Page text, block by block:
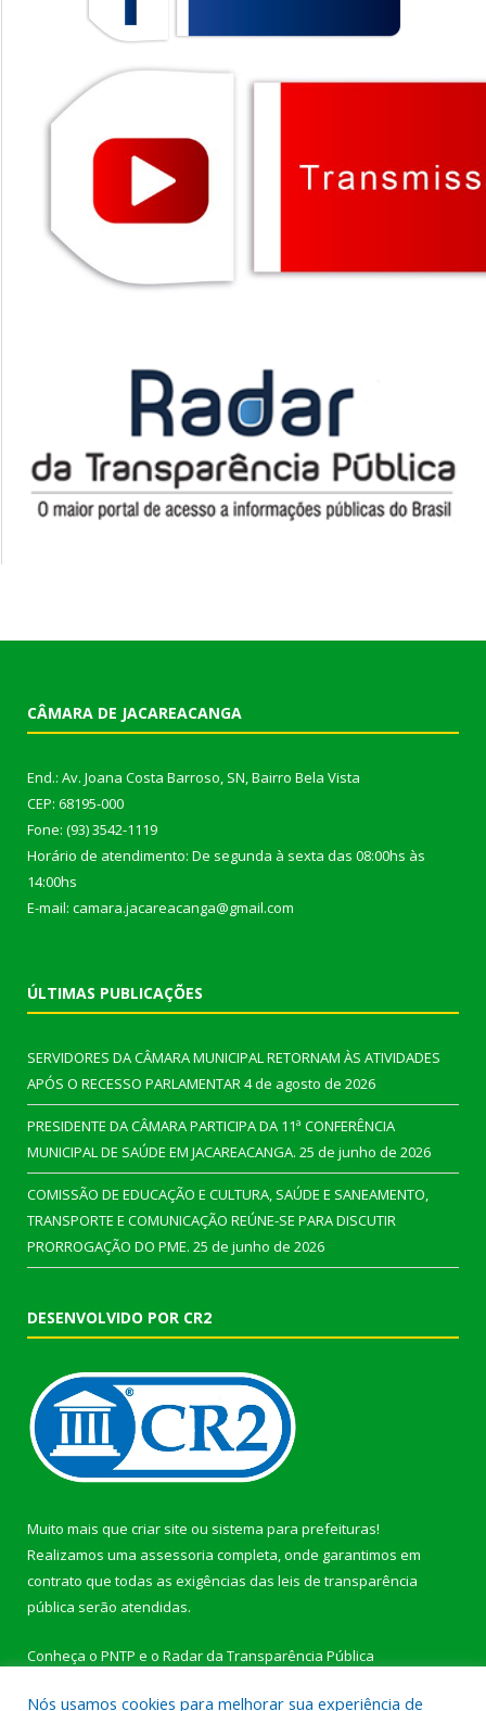
CÂMARA DE JACAREACANGA
End.: Av. Joana Costa Barroso, SN, Bairro Bela Vista
CEP: 68195-000
Fone: (93) 3542-1119
Horário de atendimento: De segunda à sexta das 08:00hs às
14:00hs
E-mail: camara.jacareacanga@gmail.com
ÚLTIMAS PUBLICAÇÕES
SERVIDORES DA CÂMARA MUNICIPAL RETORNAM ÀS ATIVIDADES
APÓS O RECESSO PARLAMENTAR4 de agosto de 2026
PRESIDENTE DA CÂMARA PARTICIPA DA 11ª CONFERÊNCIA
MUNICIPAL DE SAÚDE EM JACAREACANGA. 25 de junho de 2026
COMISSÃO DE EDUCAÇÃO E CULTURA, SAÚDE E SANEAMENTO,
TRANSPORTE E COMUNICAÇÃO REÚNE-SE PARA DISCUTIR
PRORROGAÇÃO DO PME. 25 de junho de 2026
DESENVOLVIDO POR CR2
Muito mais que criar site ou sistema para prefeituras!
Realizamos uma assessoria completa, onde garantimos em
contrato que todas as exigências das leis de transparência
pública serão atendidas.
Conheça o PNTP e o Radar da Transparência Pública
Nós usamos cookies para melhorar sua experiência de